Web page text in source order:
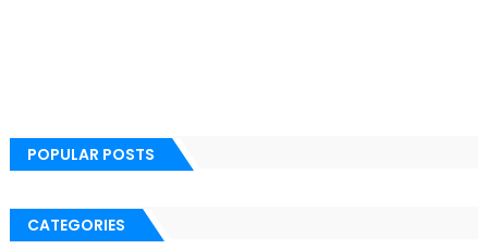
POPULAR POSTS
CATEGORIES